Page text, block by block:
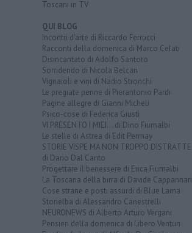
Toscani in TV
QUI BLOG
Incontri d'arte di Riccardo Ferrucci
Racconti della domenica di Marco Celati
Disincantato di Adolfo Santoro
Sorridendo di Nicola Belcari
Vignaioli e vini di Nadio Stronchi
Le pregiate penne di Pierantonio Pardi
Pagine allegre di Gianni Micheli
Psico-cose di Federica Giusti
VI PRESENTO I MIEI... di Dino Fiumalbi
Le stelle di Astrea di Edit Permay
STORIE VISPE MA NON TROPPO DISTRATTE
di Dario Dal Canto
Progettare il benessere di Erica Fiumalbi
La Toscana della birra di Davide Cappannari
Cose strane e posti assurdi di Blue Lama
Storielba di Alessandro Canestrelli
NEURONEWS di Alberto Arturo Vergani
Pensieri della domenica di Libero Venturi